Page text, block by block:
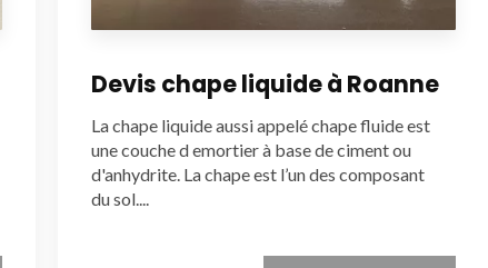
Devis chape liquide à Roanne
La chape liquide aussi appelé chape fluide est
une couche d emortier à base de ciment ou
d'anhydrite. La chape est l’un des composant
du sol....